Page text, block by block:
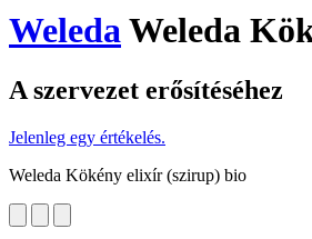
WeledaWeleda
A szervezet erősítéséhez
Jelenleg egy értékelés.
Weleda Kökény elixír (szirup) bio